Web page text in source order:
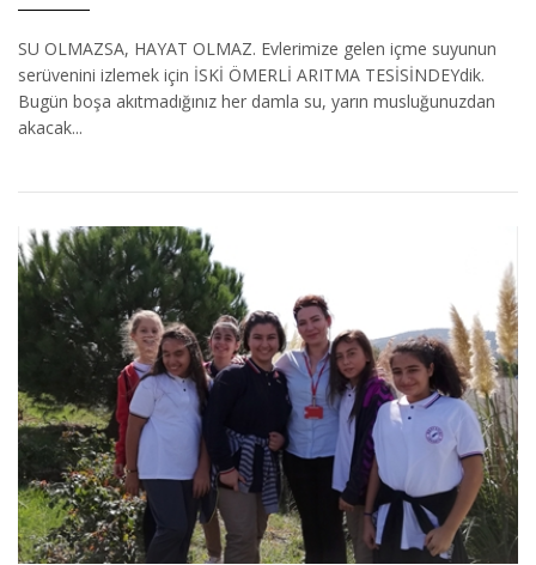
SU OLMAZSA, HAYAT OLMAZ. Evlerimize gelen içme suyunun
serüvenini izlemek için İSKİ ÖMERLİ ARITMA TESİSİNDEYdik.
Bugün boşa akıtmadığınız her damla su, yarın musluğunuzdan
akacak...